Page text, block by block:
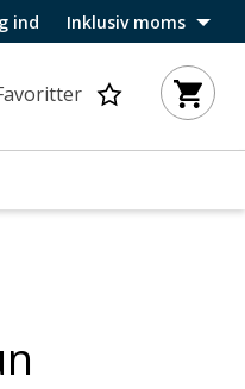
ind Inklusiv moms